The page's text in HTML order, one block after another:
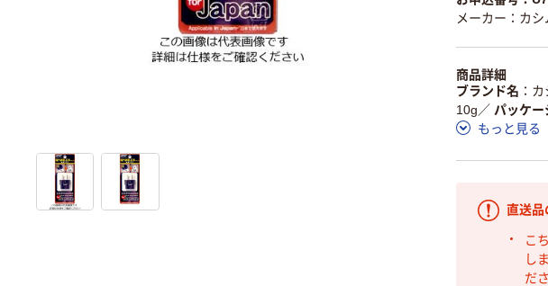
メーカー：カシ
商品詳細
ブランド名
カ
10g ／ パッケー
もっと見る
直送品
こ
し
だ